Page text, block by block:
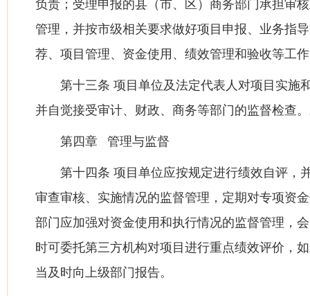
负责；受理申报的县（市、区）商务部门承担审
管理，并按市级相关要求做好项目申报、业务指
荐、项目管理、资金使用、绩效管理和验收等工
第十三条 项目单位及法定代表人对项目实施
并自觉接受审计、财政、商务等部门的监督检查
第四章 管理与监督
第十四条 项目单位应按规定进行绩效自评，
审查审核、实施情况的监督管理，定期对专项资
部门应加强对资金使用和执行情况的监督管理，
时可委托第三方机构对项目进行重点绩效评价，
当及时向上级部门报告。